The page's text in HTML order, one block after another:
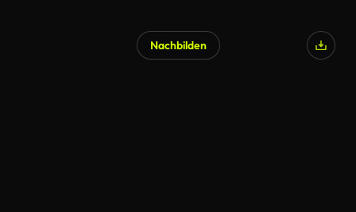
Nachbilden